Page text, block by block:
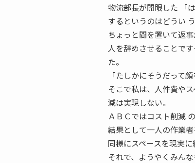
物流部長が開眼した 「
するというのはどうい
ちょっと間を置いて返事
人を辞めさせることで
た。
「たしかにそうだって
そこで私は、人件費や
減は実現しない。
ＡＢＣではコスト削減
結果として一人の作業
同様にスペースを現実に
それで、ようやくみん